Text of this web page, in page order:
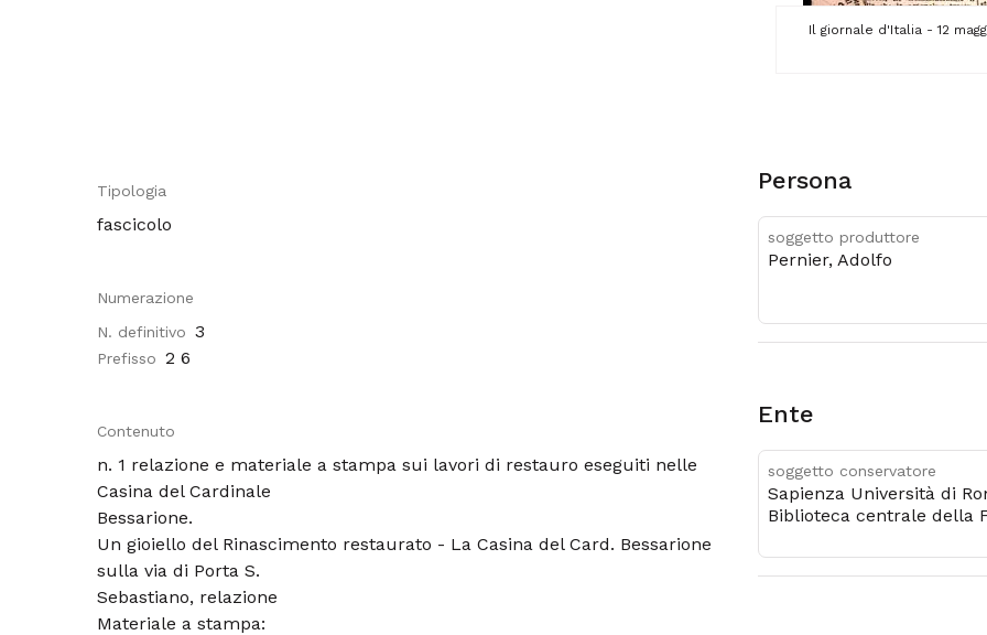
Il giornale d'Italia - 12
Tipologia
fascicolo
Numerazione
N. definitivo 3
Prefisso 2 6
Contenuto
n. 1 relazione e materiale a stampa sui lavori di restauro eseguiti nelle
Casina del Cardinale
Bessarione.
Un gioiello del Rinascimento restaurato - La Casina del Card. Bessarione
sulla via di Porta S.
Sebastiano, relazione
Materiale a stampa:
Persona
soggetto produttore
Pernier, Adolfo
Ente
soggetto conservatore
Sapienza Università di
Biblioteca centrale della